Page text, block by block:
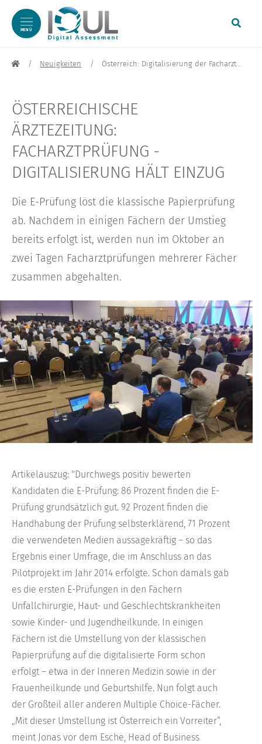
MENÜ
zum Inhalt springen
Neuigkeiten Österreich: Digitalisierung der Facharztprüfung
ÖSTERREICHISCHE
ÄRZTEZEITUNG:
FACHARZTPRÜFUNG -
DIGITALISIERUNG HÄLT EINZUG
Die E-Prüfung löst die klassische Papierprüfung
ab. Nachdem in einigen Fächern der Umstieg
bereits erfolgt ist, werden nun im Oktober an
zwei Tagen Facharztprüfungen mehrerer Fächer
zusammen abgehalten.
Artikelauszug: "Durchwegs positiv bewerten
Kandidaten die E-Prüfung: 86 Prozent finden die E-
Prüfung grundsätzlich gut. 92 Prozent finden die
Handhabung der Prüfung selbsterklärend, 71 Prozent
die verwendeten Medien aussagekräftig – so das
Ergebnis einer Umfrage, die im Anschluss an das
Pilotprojekt im Jahr 2014 erfolgte. Schon damals gab
es die ersten E-Prüfungen in den Fächern
Unfallchirurgie, Haut- und Geschlechtskrankheiten
sowie Kinder- und Jugendheilkunde. In einigen
Fächern ist die Umstellung von der klassischen
Papierprüfung auf die digitalisierte Form schon
erfolgt – etwa in der Inneren Medizin sowie in der
Frauenheilkunde und Geburtshilfe. Nun folgt auch
der Großteil aller anderen Multiple Choice-Fächer.
„Mit dieser Umstellung ist Österreich ein Vorreiter“,
meint Jonas vor dem Esche, Head of Business